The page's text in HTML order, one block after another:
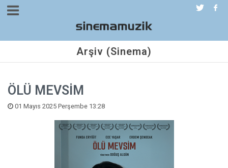
Arşiv (Sinema)
ÖLÜ MEVSİM
01 Mayıs 2025 Perşembe 13:28